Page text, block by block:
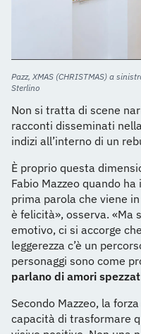
Pazz, XMAS (CHRISTMAS) a
Sterlino
Non si tratta di scene
racconti disseminati
indizi all’interno di un
È proprio questa
Fabio Mazzeo quando
prima parola che viene
è felicità», osserva.
emotivo, ci si accorge
leggerezza c’è un
personaggi sono come
parlano di amori
Secondo Mazzeo, la
capacità di trasformare